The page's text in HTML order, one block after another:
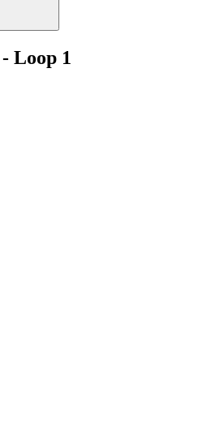
Loop 1